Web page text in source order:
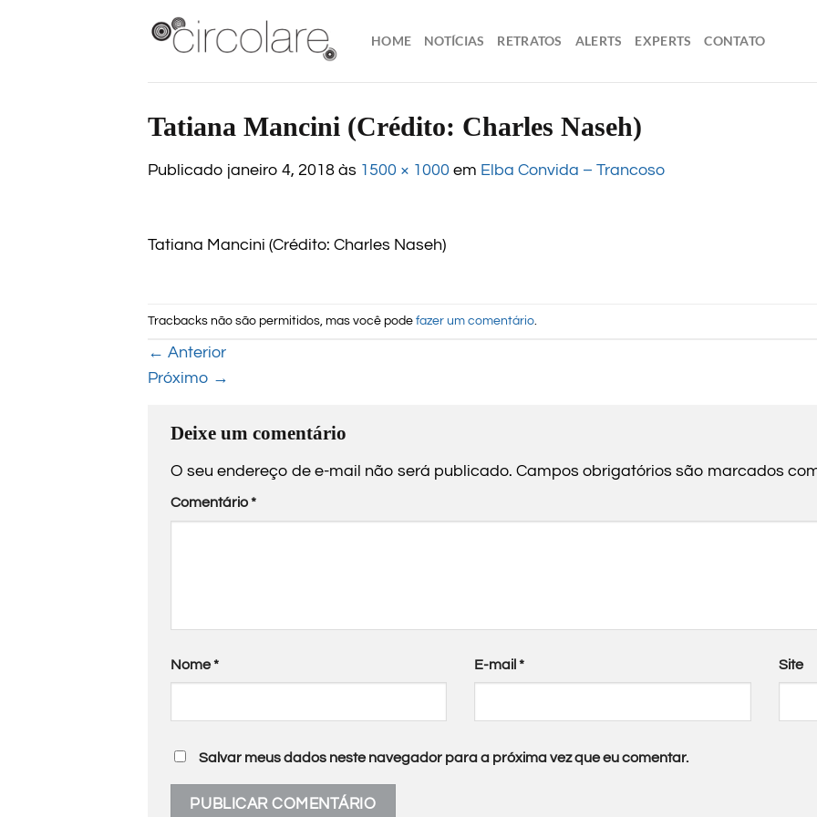
HOME NOTÍCIAS RETRATOS ALERTS EXPERTS CONTATO
Tatiana Mancini (Crédito: Charles Naseh)
Publicado janeiro 4, 2018 às 1500 × 1000 em Elba Convida – Trancoso
Tatiana Mancini (Crédito: Charles Naseh)
Tracbacks não são permitidos, mas você pode fazer um comentário
← Anterior
Próximo →
Deixe um comentário
O seu endereço de e-mail não será publicado. Campos obrigatórios são marcados
Comentário*
Nome* E-mail* Site
Salvar meus dados neste navegador para a próxima vez que eu comentar.